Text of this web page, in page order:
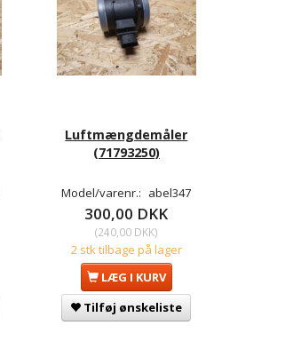
Luftmængdemåler
(71793250)
Model/varenr.: abel347
300,00 DKK
(240,00 DKK)
2 stk tilbage på lager
LÆG I KURV
Tilføj ønskeliste